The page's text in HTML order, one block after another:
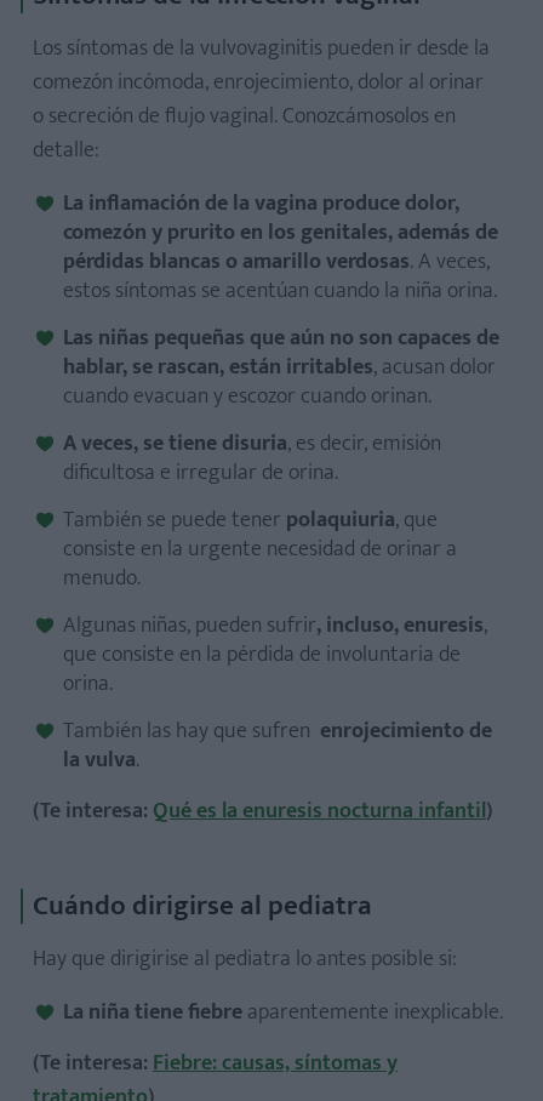
Los síntomas de la vulvovaginitis pueden ir desde la
comezón incómoda, enrojecimiento, dolor al orinar
o secreción de flujo vaginal. Conozcámosolos en
detalle:
La inflamación de la vagina produce dolor,
comezón y prurito en los genitales, además de
pérdidas blancas o amarillo verdosas. A veces,
estos síntomas se acentúan cuando la niña orina.
Las niñas pequeñas que aún no son capaces de
hablar, se rascan, están irritables, acusan dolor
cuando evacuan y escozor cuando orinan.
A veces, se tiene disuria, es decir, emisión
dificultosa e irregular de orina.
También se puede tener polaquiuria, que
consiste en la urgente necesidad de orinar a
menudo.
Algunas niñas, pueden sufrir, incluso, enuresis,
que consiste en la pérdida de involuntaria de
orina.
También las hay que sufren enrojecimiento de
la vulva.
(Te interesa: Qué es la enuresis nocturna infantil)
Cuándo dirigirse al pediatra
Hay que dirigirise al pediatra lo antes posible si:
La niña tiene fiebreaparentemente inexplicable.
(Te interesa:Fiebre: causas, síntomas y